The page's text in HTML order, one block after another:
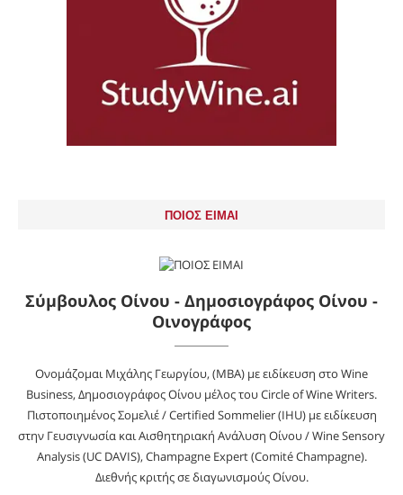
ΠΟΙΟΣ ΕΙΜΑΙ
Σύμβουλος Οίνου - Δημοσιογράφος Οίνου -
Οινογράφος
Ονομάζομαι Μιχάλης Γεωργίου, (MBA) με ειδίκευση στο Wine
Business, Δημοσιογράφος Οίνου μέλος του Circle of Wine Writers.
Πιστοποιημένος Σομελιέ / Certified Sommelier (IHU) με ειδίκευση
στην Γευσιγνωσία και Αισθητηριακή Ανάλυση Οίνου / Wine Sensory
Analysis (UC DAVIS), Champagne Expert (Comité Champagne).
Διεθνής κριτής σε διαγωνισμούς Οίνου.